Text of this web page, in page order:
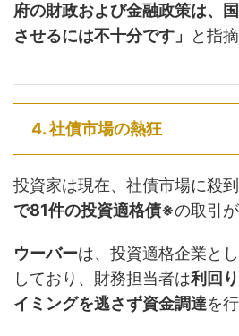
府の財政および金融政策は、
させるには不十分です」
と指
4. 社債市場の熱狂
投資家は現在、社債市場に殺到
で81件の投資適格債※の取引
ウーバーは、投資適格企業と
しており、財務担当者は利回
イミングを逃さず資金調達を